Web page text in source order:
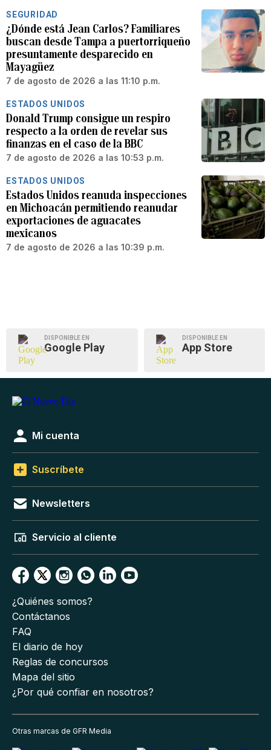
SEGURIDAD
¿Dónde está Jean Carlos? Familiares
buscan desde Tampa a puertorriqueño
presuntamente desparecido en
Mayagüez
7 de agosto de 2026 a las 11:10 p.m.
ESTADOS UNIDOS
Donald Trump consigue un respiro
respecto a la orden de revelar sus
finanzas en el caso de la BBC
7 de agosto de 2026 a las 10:53 p.m.
ESTADOS UNIDOS
Estados Unidos reanuda inspecciones
en Michoacán permitiendo reanudar
exportaciones de aguacates
mexicanos
7 de agosto de 2026 a las 10:39 p.m.
DISPONIBLE EN
Google Play
DISPONIBLE EN
App Store
Mi cuenta
Suscríbete
Newsletters
Servicio al cliente
¿Quiénes somos?
Contáctanos
FAQ
El diario de hoy
Reglas de concursos
Mapa del sitio
¿Por qué confiar en nosotros?
Otras marcas de GFR Media